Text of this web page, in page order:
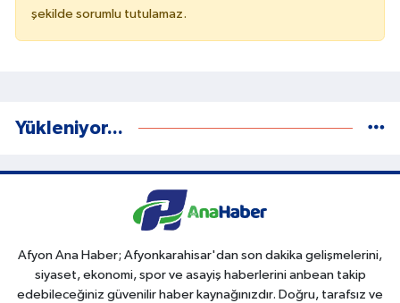
şekilde sorumlu tutulamaz.
Yükleniyor...
Afyon Ana Haber; Afyonkarahisar'dan son dakika gelişmelerini,
siyaset, ekonomi, spor ve asayiş haberlerini anbean takip
edebileceğiniz güvenilir haber kaynağınızdır. Doğru, tarafsız ve